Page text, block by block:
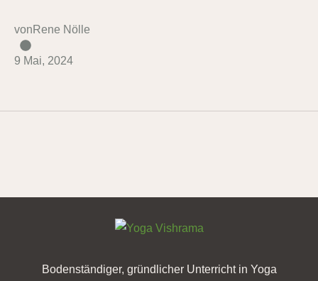
von Rene Nölle
9 Mai, 2024
Bodenständiger, gründlicher Unterricht in Yoga